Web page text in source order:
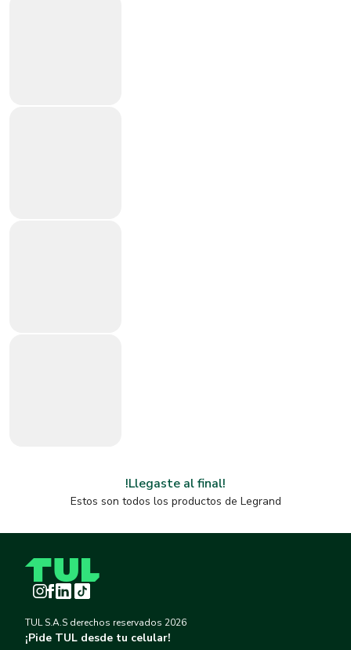
!Llegaste al final!
Estos son todos los productos de Legrand
Instagram
Facebook
LinkedInTikTok
TUL S.A.S derechos reservados 2026
¡Pide TUL desde tu celular!